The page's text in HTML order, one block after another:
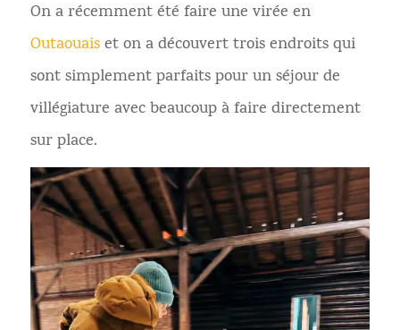
On a récemment été faire une virée en
Outaouaiset on a découvert trois endroits qui
sont simplement parfaits pour un séjour de
villégiature avec beaucoup à faire directement
sur place.